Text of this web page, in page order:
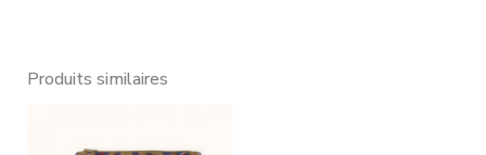
Produits similaires